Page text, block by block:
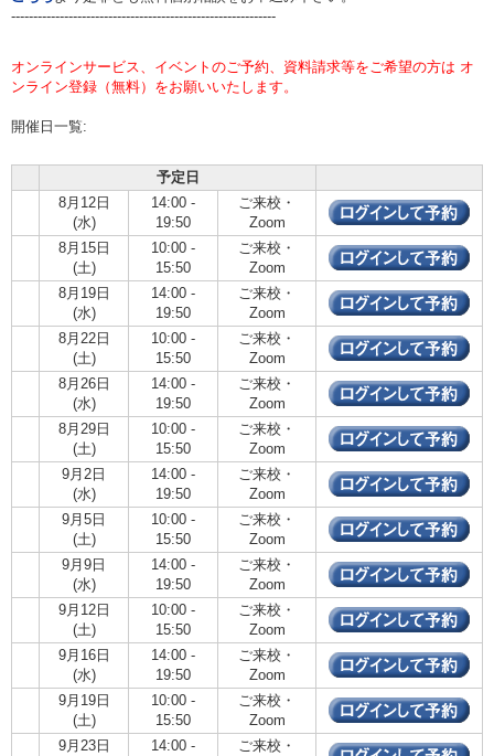
------------------------------------------------------------
オンラインサービス、イベントのご予約、資料請求等をご希望の方は オ
ンライン登録（無料）をお願いいたします。
開催日一覧:
予定日
8月12日
(水)
14:00 -
19:50
ご来校・
Zoom
8月15日
(土)
10:00 -
15:50
ご来校・
Zoom
8月19日
(水)
14:00 -
19:50
ご来校・
Zoom
8月22日
(土)
10:00 -
15:50
ご来校・
Zoom
8月26日
(水)
14:00 -
19:50
ご来校・
Zoom
8月29日
(土)
10:00 -
15:50
ご来校・
Zoom
9月2日
(水)
14:00 -
19:50
ご来校・
Zoom
9月5日
(土)
10:00 -
15:50
ご来校・
Zoom
9月9日
(水)
14:00 -
19:50
ご来校・
Zoom
9月12日
(土)
10:00 -
15:50
ご来校・
Zoom
9月16日
(水)
14:00 -
19:50
ご来校・
Zoom
9月19日
(土)
10:00 -
15:50
ご来校・
Zoom
9月23日
14:00 -
ご来校・